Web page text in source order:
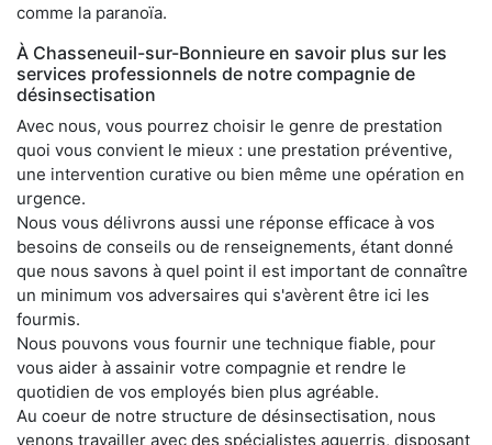
comme la paranoïa.
À Chasseneuil-sur-Bonnieure en savoir plus sur les
services professionnels de notre compagnie de
désinsectisation
Avec nous, vous pourrez choisir le genre de prestation
quoi vous convient le mieux : une prestation préventive,
une intervention curative ou bien même une opération en
urgence.
Nous vous délivrons aussi une réponse efficace à vos
besoins de conseils ou de renseignements, étant donné
que nous savons à quel point il est important de connaître
un minimum vos adversaires qui s'avèrent être ici les
fourmis.
Nous pouvons vous fournir une technique fiable, pour
vous aider à assainir votre compagnie et rendre le
quotidien de vos employés bien plus agréable.
Au coeur de notre structure de désinsectisation, nous
venons travailler avec des spécialistes aguerris, disposant